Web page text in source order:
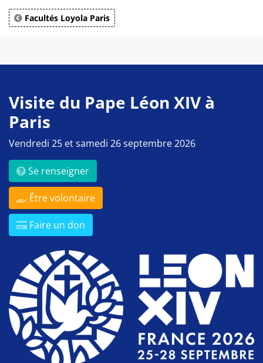
Facultés Loyola Paris
Visite du Pape Léon XIV à
Paris
Vendredi 25 et samedi 26 septembre 2026
Se renseigner
Être volontaire
Faire un don